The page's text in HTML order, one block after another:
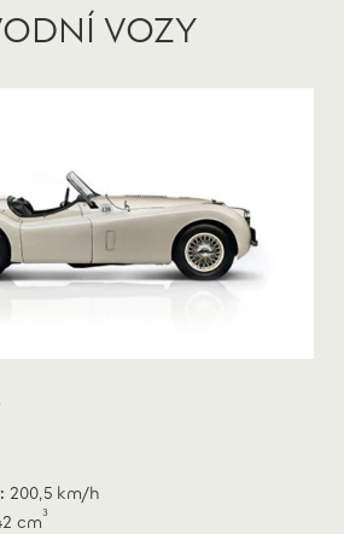
VOZY
200,5 km/h
cm3